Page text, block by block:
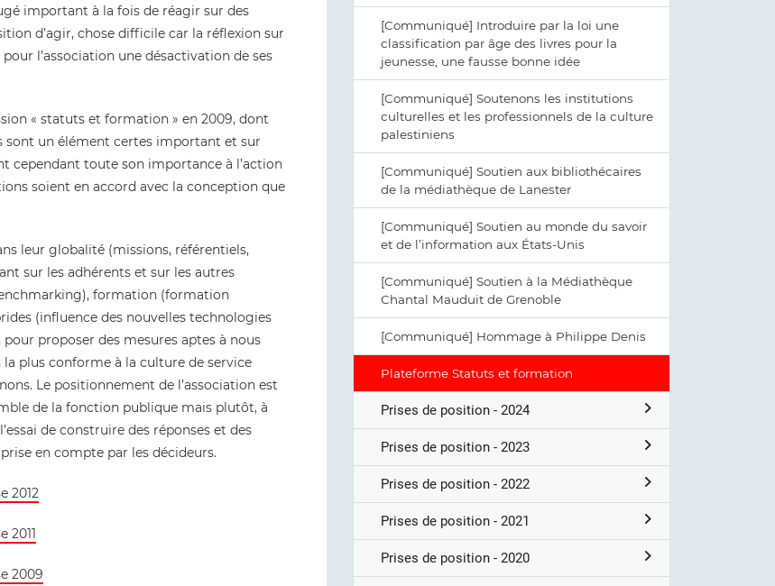
important à la fois de réagir sur des
d’agir, chose difficile car la réflexion sur
l’association une désactivation de ses
« statuts et formation » en 2009, dont
sont un élément certes important et sur
cependant toute son importance à l’action
soient en accord avec la conception que
leur globalité (missions, référentiels,
sur les adhérents et sur les autres
formation (formation
(influence des nouvelles technologies
proposer des mesures aptes à nous
plus conforme à la culture de service
Le positionnement de l’association est
de la fonction publique mais plutôt, à
de construire des réponses et des
en compte par les décideurs.
2012
2011
2009
[Communiqué] Introduire par la loi une
classification par âge des livres pour la
jeunesse, une fausse bonne idée
[Communiqué] Soutenons les institutions
culturelles et les professionnels de la culture
palestiniens
[Communiqué] Soutien aux bibliothécaires
de la médiathèque de Lanester
[Communiqué] Soutien au monde du savoir
et de l’information aux États-Unis
[Communiqué] Soutien à la Médiathèque
Chantal Mauduit de Grenoble
[Communiqué] Hommage à Philippe Denis
Plateforme Statuts et formation
Prises de position - 2024
Prises de position - 2023
Prises de position - 2022
Prises de position - 2021
Prises de position - 2020